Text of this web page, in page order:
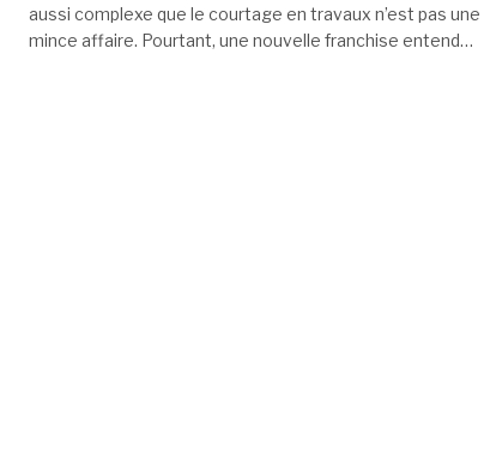
aussi complexe que le courtage en travaux n’est pas une
mince affaire. Pourtant, une nouvelle franchise entend…